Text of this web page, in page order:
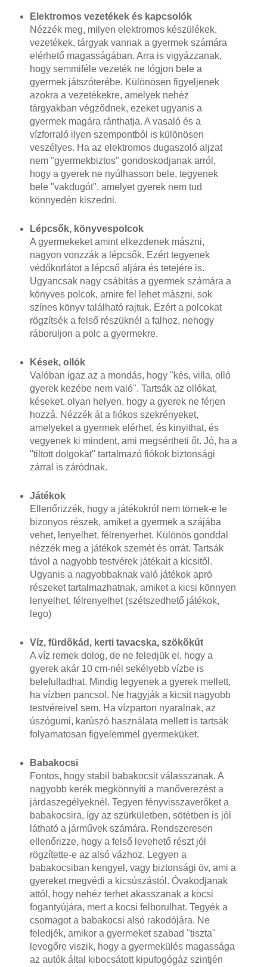
Elektromos vezetékek és kapcsolók
Nézzék meg, milyen elektromos készülékek,
vezetékek, tárgyak vannak a gyermek számára
elérhető magasságában. Arra is vigyázzanak,
hogy semmiféle vezeték ne lógjon bele a
gyermek játszóterébe. Különösen figyeljenek
azokra a vezetékekre, amelyek nehéz
tárgyakban végződnek, ezeket ugyanis a
gyermek magára ránthatja. A vasaló és a
vízforraló ilyen szempontból is különösen
veszélyes. Ha az elektromos dugaszoló aljzat
nem "gyermekbiztos" gondoskodjanak arról,
hogy a gyerek ne nyúlhasson bele, tegyenek
bele "vakdugót", amelyet gyerek nem tud
könnyedén kiszedni.
Lépcsők, könyvespolcok
A gyermekeket amint elkezdenek mászni,
nagyon vonzzák a lépcsők. Ezért tegyenek
védőkorlátot a lépcső aljára és tetejére is.
Ugyancsak nagy csábítás a gyermek számára a
könyves polcok, amire fel lehet mászni, sok
színes könyv található rajtuk. Ezért a polcokat
rögzítsék a felső részüknél a falhoz, nehogy
ráboruljon a polc a gyermekre.
Kések, ollók
Valóban igaz az a mondás, hogy "kés, villa, olló
gyerek kezébe nem való". Tartsák az ollókat,
késeket, olyan helyen, hogy a gyerek ne férjen
hozzá. Nézzék át a fiókos szekrényeket,
amelyeket a gyermek elérhet, és kinyithat, és
vegyenek ki mindent, ami megsértheti őt. Jó, ha a
"tiltott dolgokat" tartalmazó fiókok biztonsági
zárral is záródnak.
Játékok
Ellenőrizzék, hogy a játékokról nem törnek-e le
bizonyos részek, amiket a gyermek a szájába
vehet, lenyelhet, félrenyerhet. Különös gonddal
nézzék meg a játékok szemét és orrát. Tartsák
távol a nagyobb testvérek játékait a kicsitől.
Ugyanis a nagyobbaknak való játékok apró
részeket tartalmazhatnak, amiket a kicsi könnyen
lenyelhet, félrenyelhet (szétszedhető játékok,
lego)
Víz, fürdõkád, kerti tavacska, szökõkút
A víz remek dolog, de ne feledjük el, hogy a
gyerek akár 10 cm-nél sekélyebb vízbe is
belefulladhat. Mindig legyenek a gyerek mellett,
ha vízben pancsol. Ne hagyják a kicsit nagyobb
testvéreivel sem. Ha vízparton nyaralnak, az
úszógumi, karúszó használata mellett is tartsák
folyamatosan figyelemmel gyermeküket.
Babakocsi
Fontos, hogy stabil babakocsit válasszanak. A
nagyobb kerék megkönnyíti a manőverezést a
járdaszegélyeknél. Tegyen fényvisszaverőket a
babakocsira, így az szürkületben, sötétben is jól
látható a járművek számára. Rendszeresen
ellenőrizze, hogy a felső levehető részt jól
rögzítette-e az alsó vázhoz. Legyen a
babakocsiban kengyel, vagy biztonsági öv, ami a
gyereket megvédi a kicsúszástól. Óvakodjanak
attól, hogy nehéz terhet akasszanak a kocsi
fogantyújára, mert a kocsi felborulhat. Tegyék a
csomagot a babakocsi alsó rakodójára. Ne
feledjék, amikor a gyermeket szabad "tiszta"
levegőre viszik, hogy a gyermekülés magassága
az autók által kibocsátott kipufogógáz szintjén